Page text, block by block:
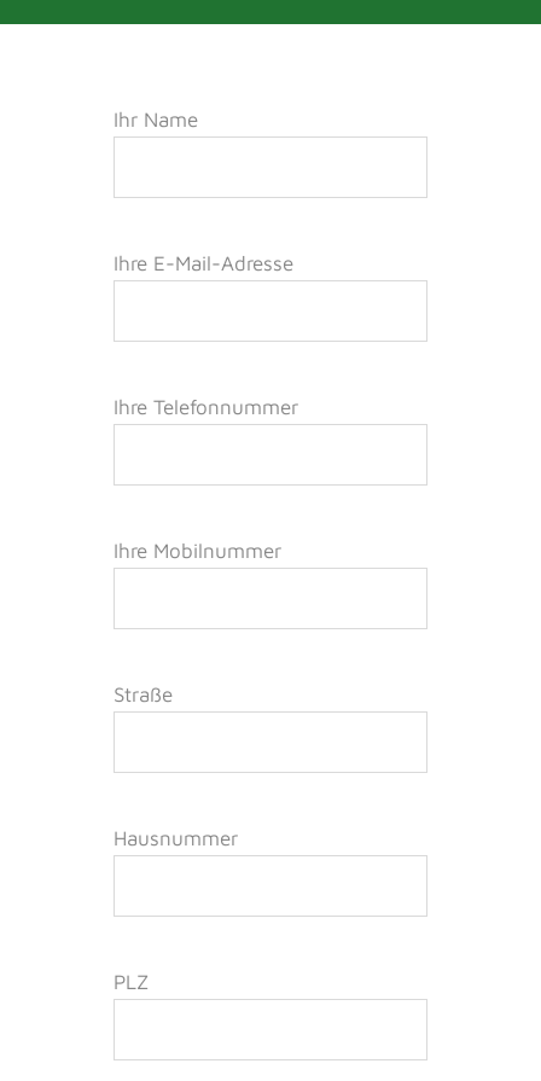
Ihr Name
Ihre E-Mail-Adresse
Ihre Telefonnummer
Ihre Mobilnummer
Straße
Hausnummer
PLZ